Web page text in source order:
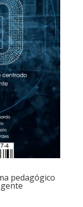
pedagógico